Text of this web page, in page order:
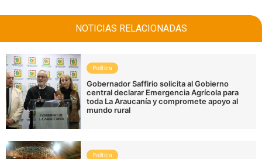
NOTICIAS RELACIONADAS
Política
Gobernador Saffirio solicita al Gobierno
central declarar Emergencia Agrícola para
toda La Araucanía y compromete apoyo al
mundo rural
Política